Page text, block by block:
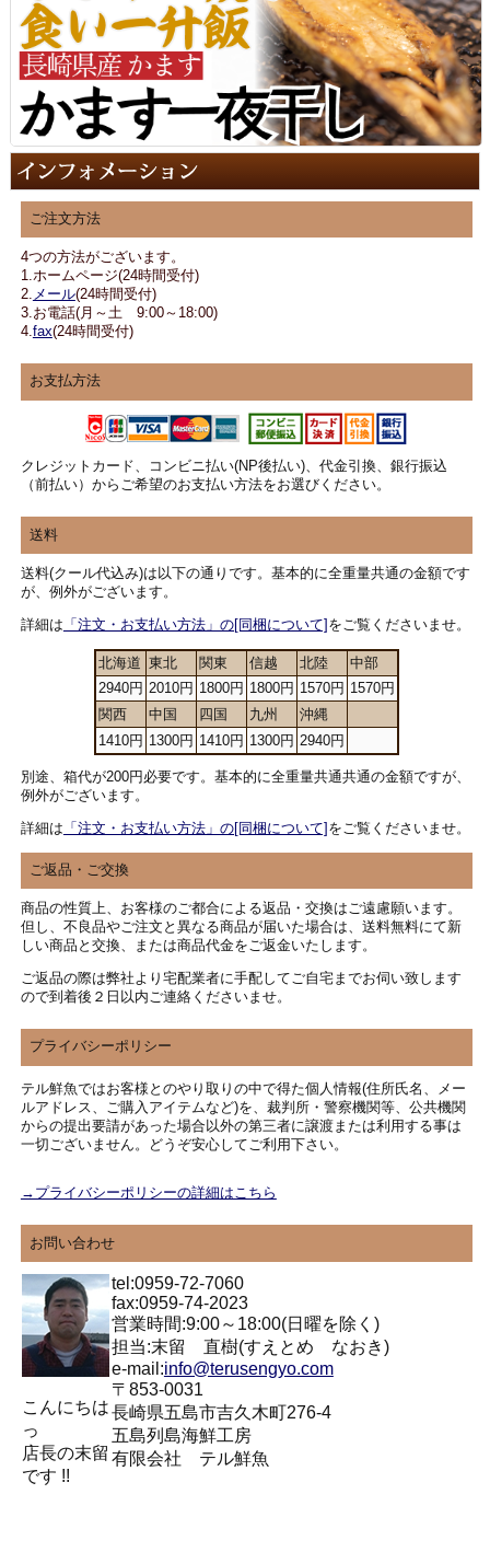
ご注文方法
4つの方法がございます。
1.ホームページ(24時間受付)
2. メール(24時間受付)
3.お電話(月～土 9:00～18:00)
4.fax(24時間受付)
お支払方法
クレジットカード、コンビニ払い(NP後払い)、代金引換、銀行振込
（前払い）からご希望のお支払い方法をお選びください。
送料
送料(クール代込み)は以下の通りです。基本的に全重量共通の金額です
が、例外がございます。
詳細は 「注文・お支払い方法」の[同梱について]をご覧くださいませ。
北海道 東北 関東 信越 北陸
中部
2940円 2010円 1800円 1800円 1570円 1570円
関西
中国 四国 九州
沖縄
1410円 1300円 1410円 1300円 2940円
別途、箱代が200円必要です。基本的に全重量共通共通の金額ですが、
例外がございます。
詳細は 「注文・お支払い方法」の[同梱について] をご覧くださいませ。
ご返品・ご交換
商品の性質上、お客様のご都合による返品・交換はご遠慮願います。
但し、不良品やご注文と異なる商品が届いた場合は、送料無料にて新
しい商品と交換、または商品代金をご返金いたします。
ご返品の際は弊社より宅配業者に手配してご自宅までお伺い致します
ので到着後２日以内ご連絡くださいませ。
プライバシーポリシー
テル鮮魚ではお客様とのやり取りの中で得た個人情報(住所氏名、メー
ルアドレス、ご購入アイテムなど)を、裁判所・警察機関等、公共機関
からの提出要請があった場合以外の第三者に譲渡または利用する事は
一切ございません。どうぞ安心してご利用下さい。
→プライバシーポリシーの詳細はこちら
お問い合わせ
こんにちは
っ
店長の末留
です !!
tel:0959-72-7060
fax:0959-74-2023
営業時間:9:00～18:00(日曜を除く)
担当:末留 直樹(すえとめ なおき)
e-mail:info@terusengyo.com
〒853-0031
長崎県五島市吉久木町276-4
五島列島海鮮工房
有限会社 テル鮮魚